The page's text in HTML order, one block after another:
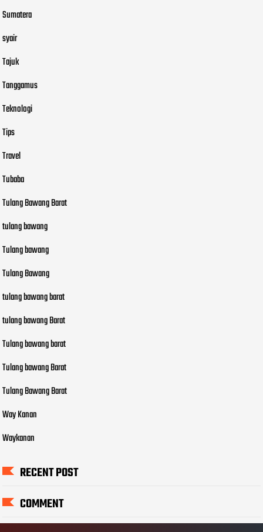
Sumatera
syair
Tajuk
Tanggamus
Teknologi
Tips
Travel
Tubaba
Tulang Bawang Barat
tulang bawang
Tulang bawang
Tulang Bawang
tulang bawang barat
tulang bawang Barat
Tulang bawang barat
Tulang bawang Barat
Tulang Bawang Barat
Way Kanan
Waykanan
RECENT POST
COMMENT